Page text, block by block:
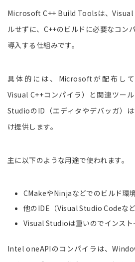
Microsoft C++ Build Toolsは、Visual
ルせずに、C++のビルドに必要なコン
導入する仕組みです。
具体的には、Microsoftが配布し
Visual C++コンパイラ）と関連ツー
StudioのID（エディタやデバッガ）
け提供します。
主に以下のような用途で使われます。
CMakeやNinjaなどでのビルド環
他のIDE（Visual Studio Codeな
Visual Studioは重いのでインス
Intel oneAPIのコンパイラは、